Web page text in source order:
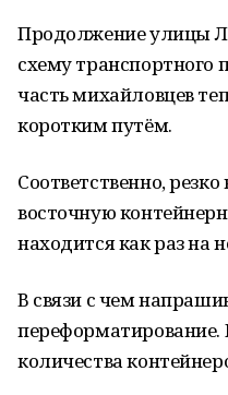
Продолжение улицы
схему транспортного
часть михайловцев
коротким путём.
Соответственно,
восточную
находится как раз на
В связи с чем
переформатирование.
количества